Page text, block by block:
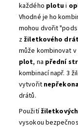
každého plotui
Vhodné je ho
mohou dvořit
z žiletkového
může kombinovat
plot, na přední
kombinací např. 3
vytvořit
drátů.
Použití
vysokou